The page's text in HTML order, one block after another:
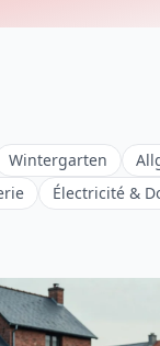
Wintergarten
Électricité &